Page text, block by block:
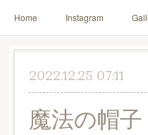
Home Instagram
2022.12.25 07:11
魔法の帽子